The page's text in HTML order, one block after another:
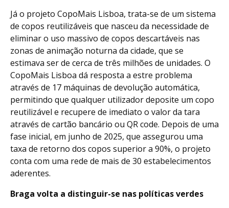
Já o projeto CopoMais Lisboa, trata-se de um sistema
de copos reutilizáveis que nasceu da necessidade de
eliminar o uso massivo de copos descartáveis nas
zonas de animação noturna da cidade, que se
estimava ser de cerca de três milhões de unidades. O
CopoMais Lisboa dá resposta a estre problema
através de 17 máquinas de devolução automática,
permitindo que qualquer utilizador deposite um copo
reutilizável e recupere de imediato o valor da tara
através de cartão bancário ou QR code. Depois de uma
fase inicial, em junho de 2025, que assegurou uma
taxa de retorno dos copos superior a 90%, o projeto
conta com uma rede de mais de 30 estabelecimentos
aderentes.
Braga volta a distinguir-se nas políticas verdes